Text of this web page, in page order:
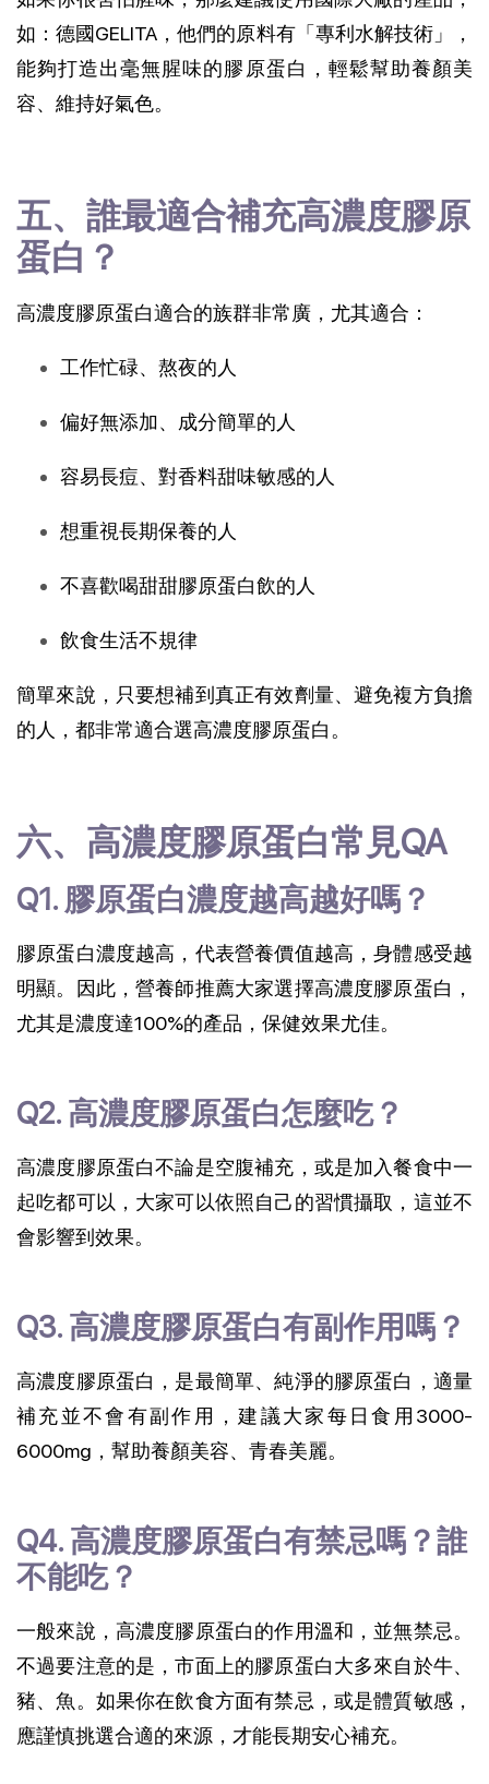
如：德國GELITA，他們的原料有「專利水解技術」，
能夠打造出毫無腥味的膠原蛋白，輕鬆幫助養顏美
容、維持好氣色。
五、誰最適合補充高濃度膠原
蛋白？
高濃度膠原蛋白適合的族群非常廣，尤其適合：
工作忙碌、熬夜的人
偏好無添加、成分簡單的人
容易長痘、對香料甜味敏感的人
想重視長期保養的人
不喜歡喝甜甜膠原蛋白飲的人
飲食生活不規律
簡單來說，只要想補到真正有效劑量、避免複方負擔
的人，都非常適合選高濃度膠原蛋白。
六、高濃度膠原蛋白常見QA
Q1. 膠原蛋白濃度越高越好嗎？
膠原蛋白濃度越高，代表營養價值越高，身體感受越
明顯。因此，營養師推薦大家選擇高濃度膠原蛋白，
尤其是濃度達100%的產品，保健效果尤佳。
Q2. 高濃度膠原蛋白怎麼吃？
高濃度膠原蛋白不論是空腹補充，或是加入餐食中一
起吃都可以，大家可以依照自己的習慣攝取，這並不
會影響到效果。
Q3. 高濃度膠原蛋白有副作用嗎？
高濃度膠原蛋白，是最簡單、純淨的膠原蛋白，適量
補充並不會有副作用，建議大家每日食用3000-
6000mg，幫助養顏美容、青春美麗。
Q4. 高濃度膠原蛋白有禁忌嗎？誰
不能吃？
一般來說，高濃度膠原蛋白的作用溫和，並無禁忌。
不過要注意的是，市面上的膠原蛋白大多來自於牛、
豬、魚。如果你在飲食方面有禁忌，或是體質敏感，
應謹慎挑選合適的來源，才能長期安心補充。